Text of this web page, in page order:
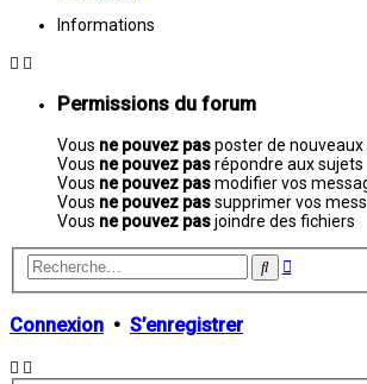
Informations
Permissions du forum
Vous ne pouvez pasposter de nouveaux
Vous ne pouvez pasrépondre aux sujets
Vous ne pouvez pasmodifier vos
Vous ne pouvez passupprimer vos
Vous ne pouvez pasjoindre des fichiers
Rechercher
Recherche
Connexion • S’enregistrer